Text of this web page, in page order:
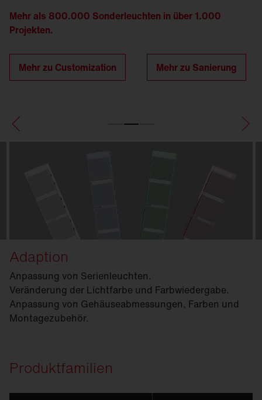
Mehr als 800.000 Sonderleuchten in über 1.000
Projekten.
Mehr zu Customization Mehr zu Sanierung
Adaption
Anpassung von Serienleuchten.
Veränderung der Lichtfarbe und Farb­wiedergabe.
Anpassung von Gehäuseabmessungen, Farben und
Montagezubehör.
Produktfamilien